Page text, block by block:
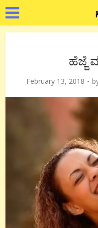
ಹೆಜ್ಜೆ
February 13, 2018